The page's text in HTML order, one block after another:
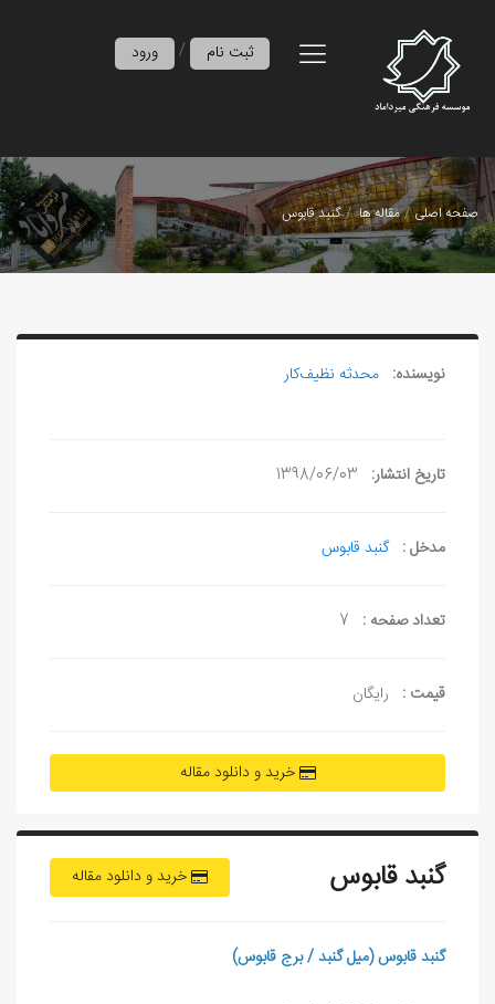
ورود / ثبت نام
صفحه اصلی مقاله ها گنبد قابوس
نویسنده: محدثه نظیف‌کار
تاریخ انتشار: 1398/06/03
مدخل : گنبد قابوس
تعداد صفحه : 7
قیمت : رایگان
خرید و دانلود مقاله
خرید و دانلود مقاله گنبد قابوس
گنبد قابوس (ميل گنبد / برج قابوس)